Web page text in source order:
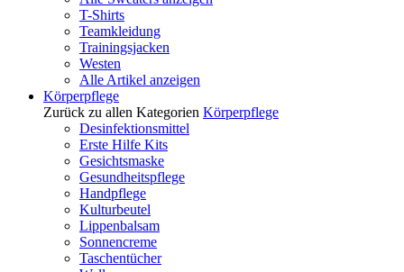
T-Shirts
Teamkleidung
Trainingsjacken
Westen
Alle Artikel anzeigen
Körperpflege
Zurück zu allen Kategorien Körperpflege
Desinfektionsmittel
Erste Hilfe Kits
Gesichtsmaske
Gesundheitspflege
Handpflege
Kulturbeutel
Lippenbalsam
Sonnencreme
Taschentücher